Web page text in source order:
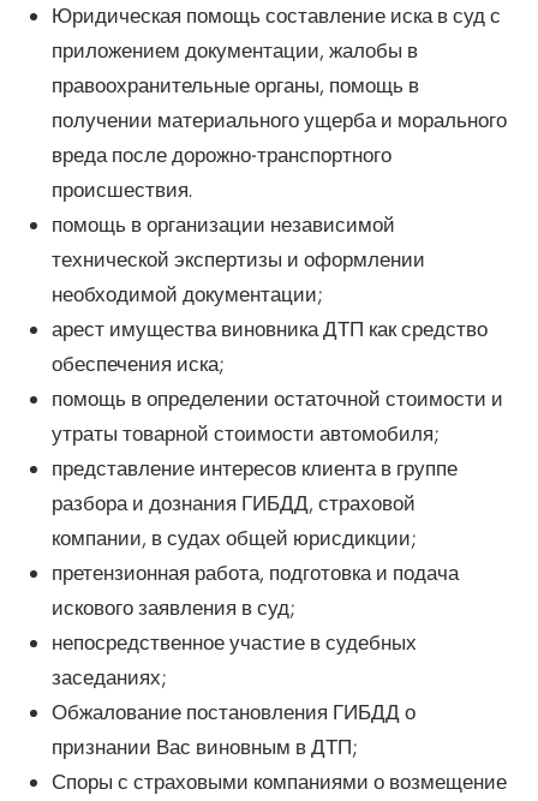
Юридическая помощь составление иска в суд с
приложением документации, жалобы в
правоохранительные органы, помощь в
получении материального ущерба и морального
вреда после дорожно-транспортного
происшествия.
помощь в организации независимой
технической экспертизы и оформлении
необходимой документации;
арест имущества виновника ДТП как средство
обеспечения иска;
помощь в определении остаточной стоимости и
утраты товарной стоимости автомобиля;
представление интересов клиента в группе
разбора и дознания ГИБДД, страховой
компании, в судах общей юрисдикции;
претензионная работа, подготовка и подача
искового заявления в суд;
непосредственное участие в судебных
заседаниях;
Обжалование постановления ГИБДД о
признании Вас виновным в ДТП;
Споры с страховыми компаниями о возмещение